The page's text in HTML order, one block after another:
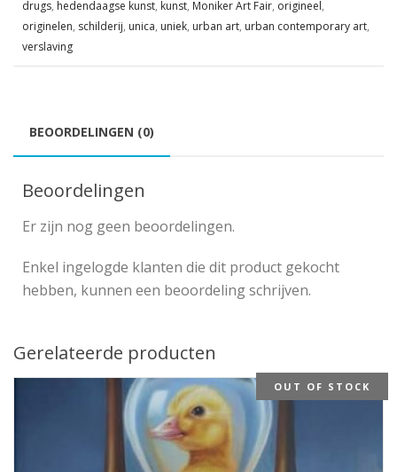
drugs, hedendaagse kunst, kunst, Moniker Art Fair, origineel,
originelen, schilderij, unica, uniek, urban art, urban contemporary art,
verslaving
BEOORDELINGEN (0)
Beoordelingen
Er zijn nog geen beoordelingen.
Enkel ingelogde klanten die dit product gekocht
hebben, kunnen een beoordeling schrijven.
Gerelateerde producten
OUT OF STOCK